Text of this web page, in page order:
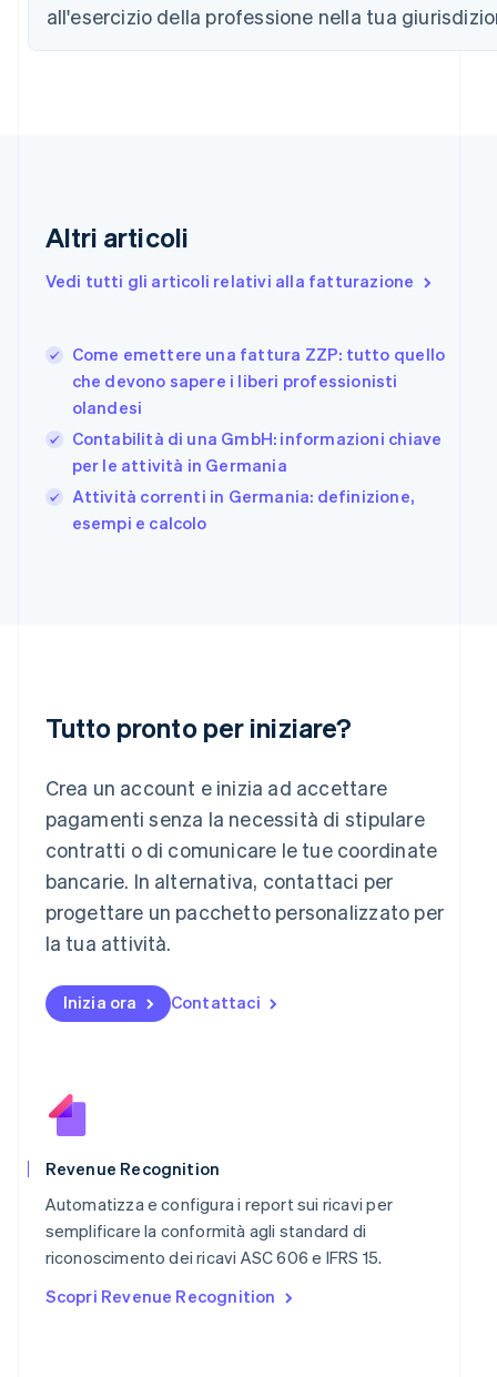
all'esercizio della professione nella tua
Altri articoli
Vedi tutti gli articoli relativi alla fatturazione
Come emettere una fattura ZZP: tutto quello
che devono sapere i liberi professionisti
olandesi
Contabilità di una GmbH: informazioni chiave
per le attività in Germania
Attività correnti in Germania: definizione,
esempi e calcolo
Tutto pronto per iniziare?
Crea un account e inizia ad accettare
pagamenti senza la necessità di stipulare
contratti o di comunicare le tue coordinate
bancarie. In alternativa, contattaci per
progettare un pacchetto personalizzato per
la tua attività.
Inizia ora Contattaci
Revenue Recognition
Automatizza e configura i report sui ricavi per
semplificare la conformità agli standard di
riconoscimento dei ricavi ASC 606 e IFRS 15.
Scopri Revenue Recognition
Cipro
Croazia
Finlandia
Francia
DeutschEnglish
Giappone
日本語 English
Gibilterra
English
Grecia
English
India
English
Lituania
Lussemburgo
Malaysia
English简体中文
Malta
Messico
EspañolEnglish
English
Nuova Zelanda
Portogallo
Português English
RAS di Hong Kong, Cina
English简体中文
Regno Unito
English
English